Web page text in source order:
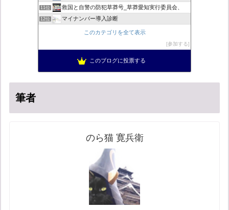
11位 救国と自警の防犯草莽号_草莽愛知実行委員会、
12位 マイナンバー導入診断
ヨウイチとウサコの常識がひっくり返る消費税
真のジャーナリズムがここにある！
このカテゴリを全て表示
参加する
このブログに投票する
筆者
のら猫 寛兵衛